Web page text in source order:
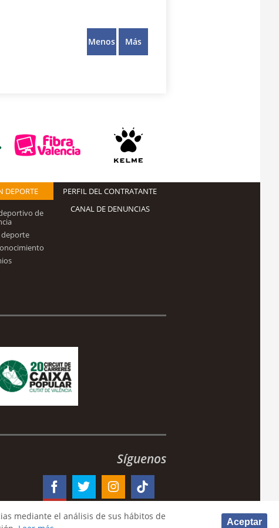
Menos Más
DEPORTE
de
PERFIL DEL CONTRATANTE
CANAL DE DENUNCIAS
Síguenos
mediante el análisis de sus hábitos de
Aceptar